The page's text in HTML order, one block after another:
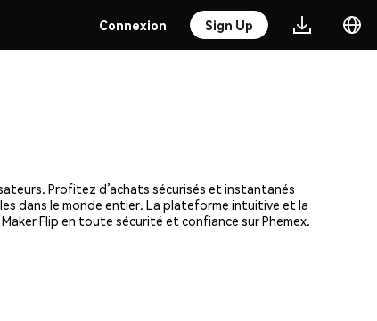
Connexion Sign Up
Profitez d’achats sécurisés et instantanés
dans le monde entier. La plateforme intuitive et la
Flip en toute sécurité et confiance sur Phemex.